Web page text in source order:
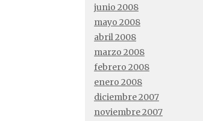
junio 2008
mayo 2008
abril 2008
marzo 2008
febrero 2008
enero 2008
diciembre 2007
noviembre 2007